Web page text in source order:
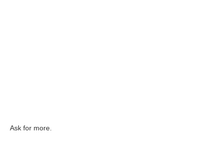
Ask for more.